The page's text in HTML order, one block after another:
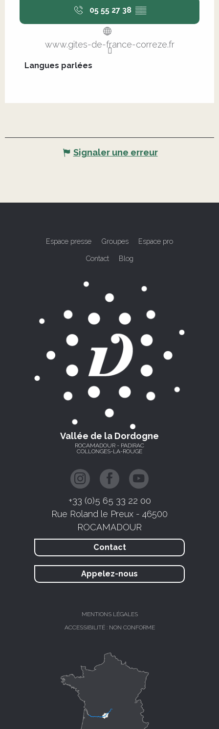
05 55 27 38 ▒▒
www.gites-de-france-correze.fr
Langues parlées
Langues parlées
Signaler une erreur
Espace presse Groupes Espace pro
Contact Blog
Vallée de la Dordogne
ROCAMADOUR - PADIRAC
COLLONGES-LA-ROUGE
+33 (0)5 65 33 22 00
Rue Roland le Preux - 46500
ROCAMADOUR
Contact
Appelez-nous
MENTIONS LÉGALES
ACCESSIBILITÉ : NON CONFORME